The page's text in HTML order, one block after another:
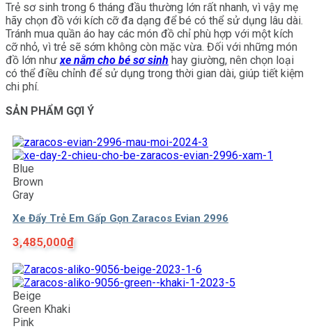
Trẻ sơ sinh trong 6 tháng đầu thường lớn rất nhanh, vì vậy mẹ
hãy chọn đồ với kích cỡ đa dạng để bé có thể sử dụng lâu dài.
Tránh mua quần áo hay các món đồ chỉ phù hợp với một kích
cỡ nhỏ, vì trẻ sẽ sớm không còn mặc vừa. Đối với những món
đồ lớn nhưxe nằm cho bé sơ sinh hay giường, nên chọn loại
có thể điều chỉnh để sử dụng trong thời gian dài, giúp tiết kiệm
chi phí.
SẢN PHẨM GỢI Ý
Blue
Brown
Gray
Xe Đẩy Trẻ Em Gấp Gọn Zaracos Evian 2996
3,485,000₫
Beige
Green Khaki
Pink